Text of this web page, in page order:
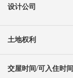
设计公司
土地权利
交屋时间/可入住时间